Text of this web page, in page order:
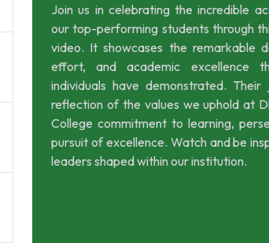
Join us in celebrating the incredible
our top-performing students through
video. It showcases the remarkable
effort, and academic excellence
individuals have demonstrated.
reflection of the values we uphold at
College commitment to learning,
pursuit of excellence. Watch and be
leaders shaped within our institution.